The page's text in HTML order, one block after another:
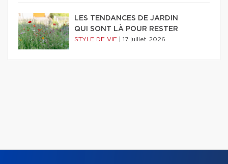
LES TENDANCES DE JARDIN
QUI SONT LÀ POUR RESTER
STYLE DE VIE 17 juillet 2026